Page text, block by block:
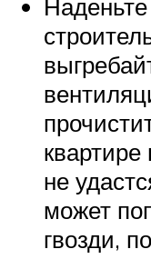
не
может
гвозди,